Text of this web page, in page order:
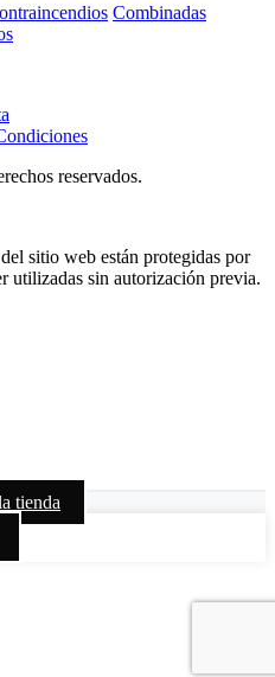
Combinadas
reservados.
sitio web están protegidas por
utilizadas sin autorización previa.
tienda